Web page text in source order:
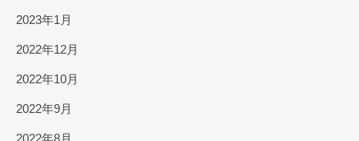
2023年1月
2022年12月
2022年10月
2022年9月
2022年8月